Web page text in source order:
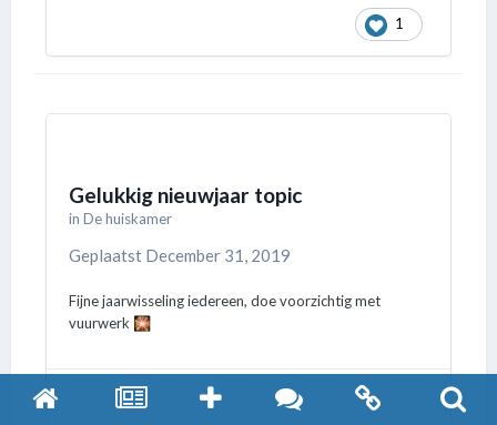
1
Gelukkig nieuwjaar topic
in De huiskamer
Geplaatst December 31, 2019
Fijne jaarwisseling iedereen, doe voorzichtig met
vuurwerk 🎇